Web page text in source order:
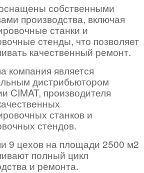
собственными
производства, включая
станки и
стенды, что позволяет
качественный ремонт.
компания является
дистрибьютором
CIMAT, производителя
станков и
стендов.
9 цехов на площади 2500 м2
полный цикл
и ремонта.